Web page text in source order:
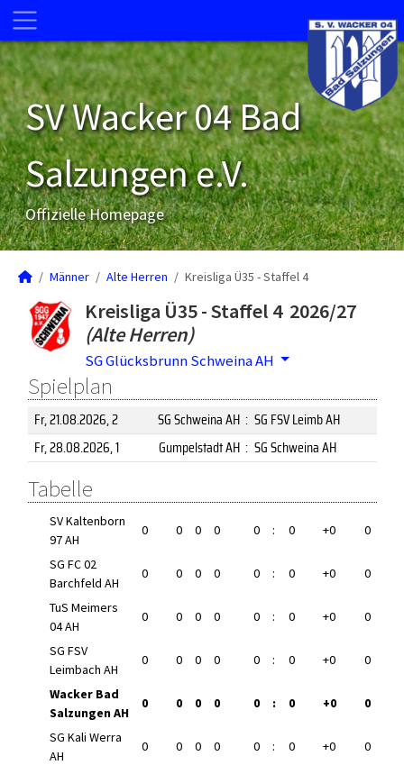
SV Wacker 04 Bad
Salzungen e.V.
Offizielle Homepage
Männer Alte Herren Kreisliga Ü35 - Staffel 4
Kreisliga Ü35 - Staffel 4 2026/27
(Alte Herren)
SG Glücksbrunn Schweina AH
Spielplan
Fr, 21.08.2026, 2 SG Schweina AH : SG FSV Leimb AH
Fr, 28.08.2026, 1 Gumpelstadt AH : SG Schweina AH
Tabelle
SV Kaltenborn
97 AH
0 0 0 0 0 : 0 +0 0
SG FC 02
Barchfeld AH
0 0 0 0 0 : 0 +0 0
TuS Meimers
04 AH
0 0 0 0 0 : 0 +0 0
SG FSV
Leimbach AH
0 0 0 0 0 : 0 +0 0
Wacker Bad
Salzungen AH
0 0 0 0 0 : 0 +0 0
SG Kali Werra
AH
0 0 0 0 0 : 0 +0 0